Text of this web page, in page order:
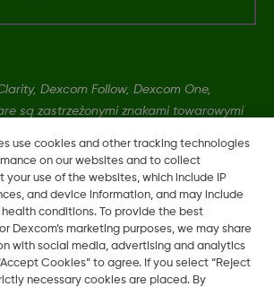
Dexcom Follow, Dexcom One,
są zastrzeżonymi znakami towarowymi
Wszelkie prawa zastrzeżone.
use cookies and other tracking technologies
on our websites and to collect
your use of the websites, which include IP
and device information, and may include
conditions. To provide the best
Dexcom’s marketing purposes, we may share
with social media, advertising and analytics
Cookies” to agree. If you select “Reject
necessary cookies are placed. By